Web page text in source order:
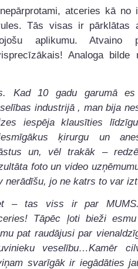
atceries kā no
Tās visas ir pārklātas
aplikumu. Atvaino
Analoga bilde
Kad 10 gadu garumā es
industrijā , man bija
iespēja klausīties
ķirurgu un
un, vēl trakāk –
foto un video
nerādīšu, jo ne katrs to var
– tas viss ir par
Tāpēc ļoti bieži
pat raudājusi par
veselību…Kamēr
svarīgāk ir iegādāties